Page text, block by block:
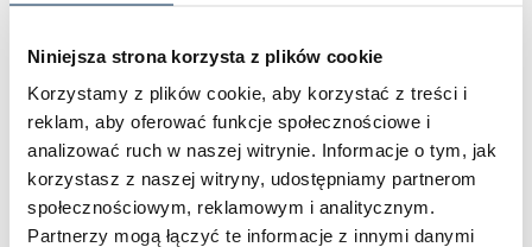
Niniejsza strona korzysta z plików cookie
Korzystamy z plików cookie, aby korzystać z treści i
reklam, aby oferować funkcje społecznościowe i
analizować ruch w naszej witrynie. Informacje o tym, jak
korzystasz z naszej witryny, udostępniamy partnerom
społecznościowym, reklamowym i analitycznym.
Partnerzy mogą łączyć te informacje z innymi danymi